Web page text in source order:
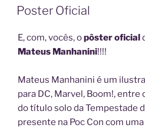
EM
Poster Oficial
E, com, vocês, opôster oficial
Mateus Manhanini!!!!
Mateus Manhanini é um
para DC, Marvel, Boom!,
do título solo da Tempestade
presente na Poc Con com